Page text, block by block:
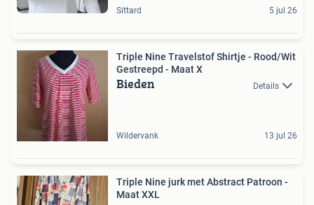
Sittard 5 jul 26
Triple Nine Travelstof Shirtje - Rood/Wit
Gestreepd - Maat X
Bieden Details
Wildervank 13 jul 26
Triple Nine jurk met Abstract Patroon -
Maat XXL